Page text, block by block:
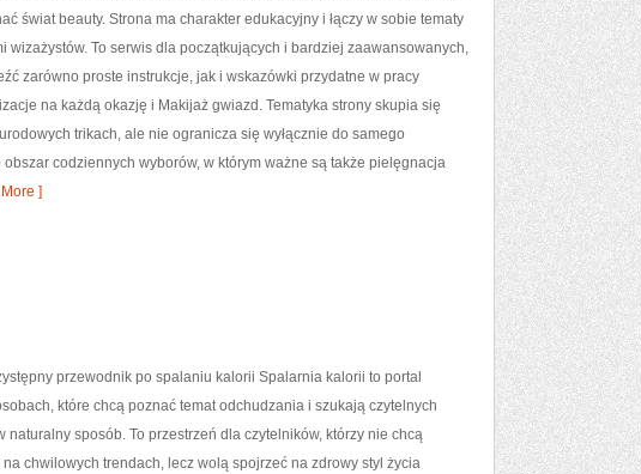
świat beauty. Strona ma charakter edukacyjny i łączy w sobie tematy
wizażystów. To serwis dla początkujących i bardziej zaawansowanych,
zarówno proste instrukcje, jak i wskazówki przydatne w pracy
na każdą okazję i Makijaż gwiazd. Tematyka strony skupia się
trikach, ale nie ogranicza się wyłącznie do samego
codziennych wyborów, w którym ważne są także pielęgnacja
]
przewodnik po spalaniu kalorii Spalarnia kalorii to portal
które chcą poznać temat odchudzania i szukają czytelnych
naturalny sposób. To przestrzeń dla czytelników, którzy nie chcą
na chwilowych trendach, lecz wolą spojrzeć na zdrowy styl życia